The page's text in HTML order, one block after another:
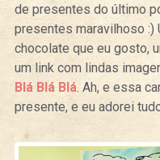
de presentes do último
presentes maravilhoso :)
chocolate que eu gosto,
um link com lindas
Blá Blá Blá. Ah, e essa
presente, e eu adorei